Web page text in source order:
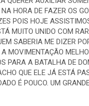
HORA DE FAZER OS
POIS HOJE
MUITO UNIDO COM
SABERIA ME DIZER
MOVIMENTAÇÃO
PARA A BATALHA DE
QUE ELE JÁ ESTÁ
É POUCO. UM